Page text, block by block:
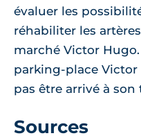
évaluer les
réhabiliter les
marché Victor
parking-place
pas être arrivé à son
Sources